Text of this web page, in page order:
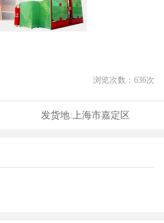
浏览次数： 636次
发货地:上海市嘉定区